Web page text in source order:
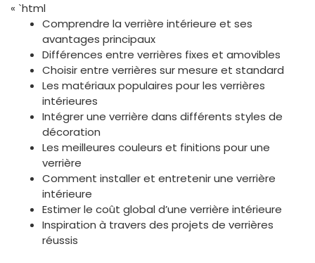
« `html
Comprendre la verrière intérieure et ses
avantages principaux
Différences entre verrières fixes et amovibles
Choisir entre verrières sur mesure et standard
Les matériaux populaires pour les verrières
intérieures
Intégrer une verrière dans différents styles de
décoration
Les meilleures couleurs et finitions pour une
verrière
Comment installer et entretenir une verrière
intérieure
Estimer le coût global d’une verrière intérieure
Inspiration à travers des projets de verrières
réussis